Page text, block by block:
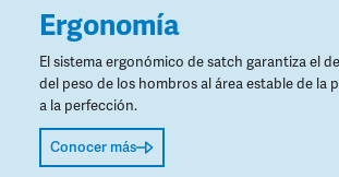
Ergonomía
El sistema ergonómico de satch garantiza el
del peso de los hombros al área estable de la
a la perfección.
Conocer más